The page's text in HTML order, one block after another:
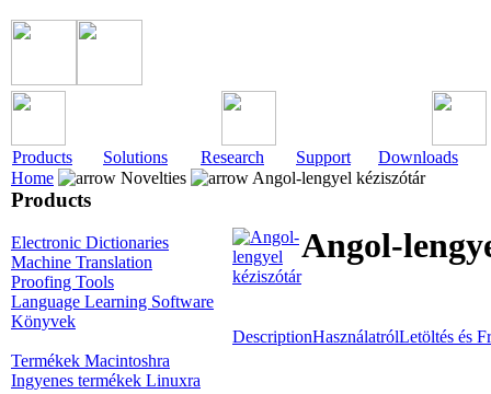
Products Solutions Research Support
Downloads
Home
Novelties Angol-lengyel kéziszótár
Products
Electronic Dictionaries
Machine Translation
Proofing Tools
Language Learning Software
Könyvek
Termékek Macintoshra
Ingyenes termékek Linuxra
Angol-
DescriptionHasználatrólLetöltés és